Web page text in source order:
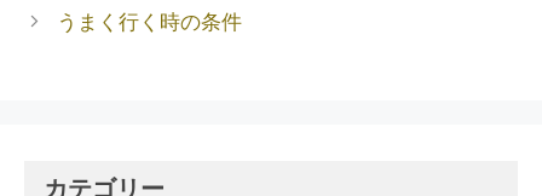
うまく行く時の条件
カテゴリー